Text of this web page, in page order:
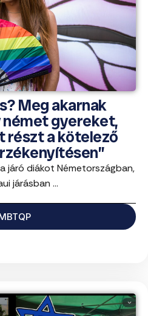
Meg akarnak
német gyereket,
részt a kötelező
járó diákot Németországban,
járásban ...